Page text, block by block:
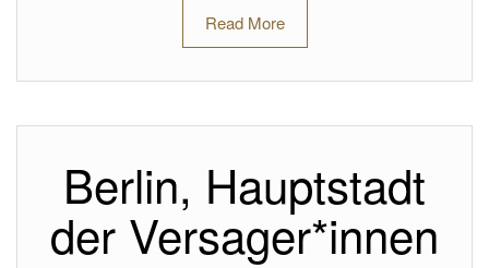
Read More
Berlin, Hauptstadt
der Versager*innen